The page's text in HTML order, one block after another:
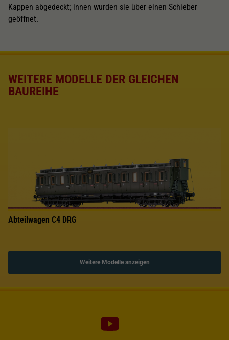
Kappen abgedeckt; innen wurden sie über einen Schieber
geöffnet.
WEITERE MODELLE DER GLEICHEN
BAUREIHE
Abteilwagen C4 DRG
Weitere Modelle anzeigen